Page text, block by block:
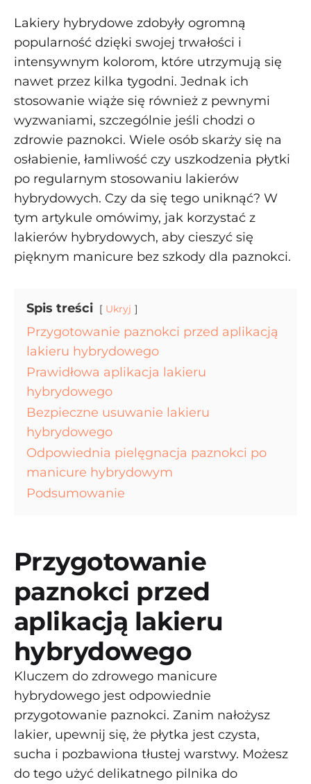
Lakiery hybrydowe zdobyły ogromną
popularność dzięki swojej trwałości i
intensywnym kolorom, które utrzymują się
nawet przez kilka tygodni. Jednak ich
stosowanie wiąże się również z pewnymi
wyzwaniami, szczególnie jeśli chodzi o
zdrowie paznokci. Wiele osób skarży się na
osłabienie, łamliwość czy uszkodzenia płytki
po regularnym stosowaniu lakierów
hybrydowych. Czy da się tego uniknąć? W
tym artykule omówimy, jak korzystać z
lakierów hybrydowych, aby cieszyć się
pięknym manicure bez szkody dla paznokci.
Spis treści Ukryj
Przygotowanie paznokci przed aplikacją
lakieru hybrydowego
Prawidłowa aplikacja lakieru
hybrydowego
Bezpieczne usuwanie lakieru
hybrydowego
Odpowiednia pielęgnacja paznokci po
manicure hybrydowym
Podsumowanie
Przygotowanie
paznokci przed
aplikacją lakieru
hybrydowego
Kluczem do zdrowego manicure
hybrydowego jest odpowiednie
przygotowanie paznokci. Zanim nałożysz
lakier, upewnij się, że płytka jest czysta,
sucha i pozbawiona tłustej warstwy. Możesz
do tego użyć delikatnego pilnika do